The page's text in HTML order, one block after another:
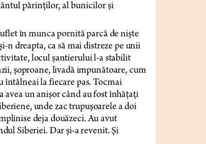
părinților, al bunicilor și
în munca pornită parcă de niște
n dreapta, ca să mai distreze pe unii
locul șantierului l-a stabilit
șoproane, livadă impunătoare, cum
întâlneai la fiecare pas. Tocmai
avea un anișor când au fost înhățați
unde zac trupușoarele a doi
deja douăzeci. Au avut
Siberiei. Dar și-a revenit. Și